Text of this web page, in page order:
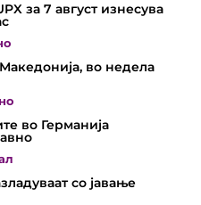
за 7 август изнесува
во недела
во Германија
со јавање